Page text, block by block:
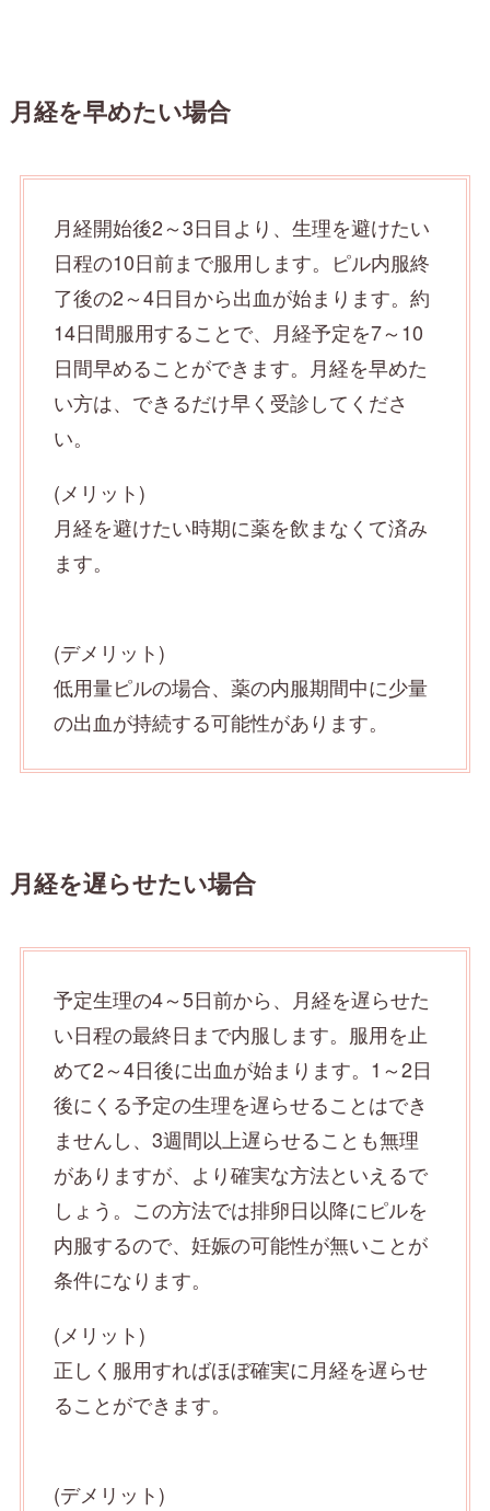
月経を早めたい場合
月経開始後2～3日目より、生理を避けたい
日程の10日前まで服用します。ピル内服終
了後の2～4日目から出血が始まります。約
14日間服用することで、月経予定を7～10
日間早めることができます。月経を早めた
い方は、できるだけ早く受診してくださ
い。
(メリット)
月経を避けたい時期に薬を飲まなくて済み
ます。
(デメリット)
低用量ピルの場合、薬の内服期間中に少量
の出血が持続する可能性があります。
月経を遅らせたい場合
予定生理の4～5日前から、月経を遅らせた
い日程の最終日まで内服します。服用を止
めて2～4日後に出血が始まります。1～2日
後にくる予定の生理を遅らせることはでき
ませんし、3週間以上遅らせることも無理
がありますが、より確実な方法といえるで
しょう。この方法では排卵日以降にピルを
内服するので、妊娠の可能性が無いことが
条件になります。
(メリット)
正しく服用すればほぼ確実に月経を遅らせ
ることができます。
(デメリット)